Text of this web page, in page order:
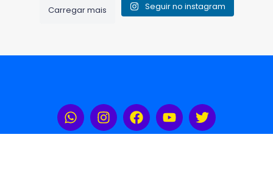
Carregar mais Seguir no instagram